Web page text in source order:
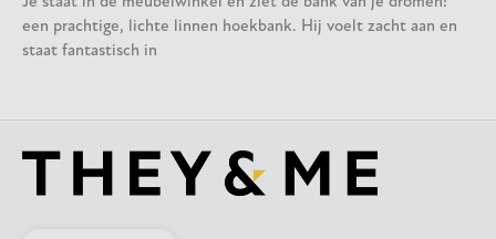
een prachtige, lichte linnen hoekbank. Hij voelt zacht aan en
staat fantastisch in